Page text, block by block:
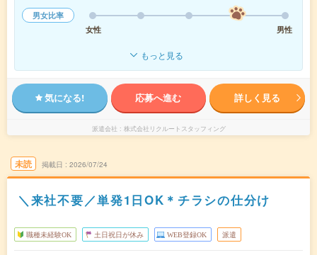
男女比率
女性
男性
もっと見る
気になる! 応募へ進む 詳しく見る
派遣会社 株式会社リクルートスタッフィング
未読 掲載日 2026/07/24
＼来社不要／単発1日OK＊チラシの仕分け
職種未経験OK 土日祝日が休み WEB登録OK 派遣